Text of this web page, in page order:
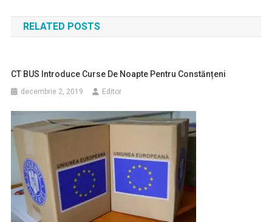
în
articole
RELATED POSTS
CT BUS Introduce Curse De Noapte Pentru Constănțeni
decembrie 2, 2019 Editor